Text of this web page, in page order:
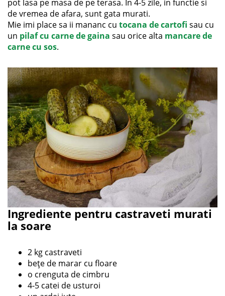
pot lasa pe masa de pe terasa. In 4-5 zile, in functie si
de vremea de afara, sunt gata murati.
Mie imi place sa ii mananc cu tocana de cartofi sau cu
un pilaf cu carne de gaina sau orice alta mancare de
carne cu sos.
Ingrediente pentru castraveti murati
la soare
2 kg castraveti
bețe de marar cu floare
o crenguta de cimbru
4-5 catei de usturoi